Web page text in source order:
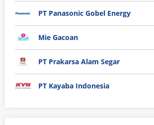
PT Panasonic Gobel Energy
Mie Gacoan
PT Prakarsa Alam Segar
PT Kayaba Indonesia